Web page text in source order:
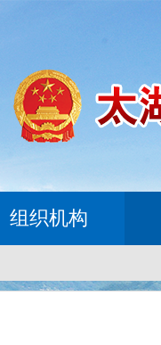
组织机构